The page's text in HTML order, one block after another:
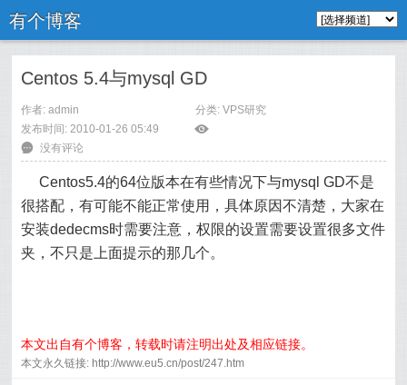
有个博客
Centos 5.4与mysql GD
作者: admin 分类: VPS研究
发布时间: 2010-01-26 05:49
ė
6
没有评论
Centos5.4的64位版本在有些情况下与mysql GD不是
很搭配，有可能不能正常使用，具体原因不清楚，大家在
安装dedecms时需要注意，权限的设置需要设置很多文件
夹，不只是上面提示的那几个。
本文出自有个博客，转载时请注明出处及相应链接。
本文永久链接: http://www.eu5.cn/post/247.htm